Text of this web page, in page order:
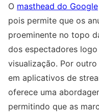
O masthead do Google
pois permite que os
proeminente no topo
dos espectadores
visualização. Por
em aplicativos de
oferece uma
permitindo que as